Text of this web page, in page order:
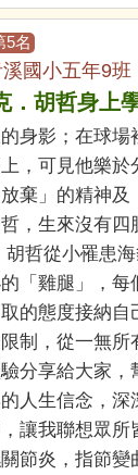
5名
溪國小五年9
．胡哲身上
身影；在球場
，可見他樂於
棄」的精神及
，生來沒有四
哲從小罹患
「雞腿」，每
的態度接納自
制，從一無所
分享給大家，
人生信念，深
讓我聯想眾
節炎，指節變